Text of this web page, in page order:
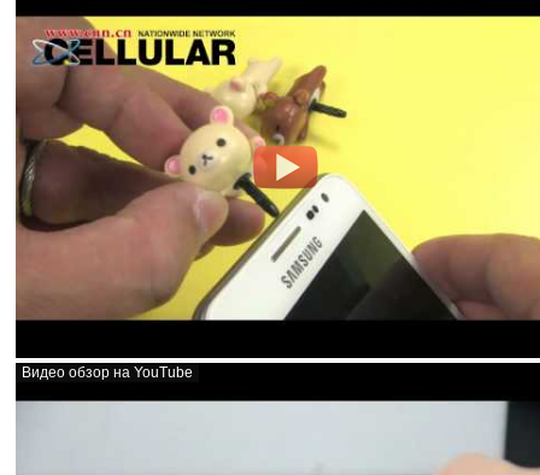
Видео обзор на YouTube